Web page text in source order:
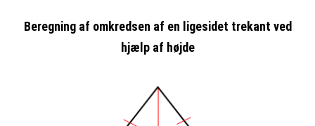
Beregning af omkredsen af en ligesidet trekant ved
hjælp af højde